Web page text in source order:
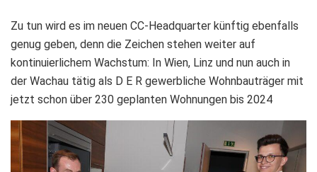
Zu tun wird es im neuen CC-Headquarter künftig ebenfalls
genug geben, denn die Zeichen stehen weiter auf
kontinuierlichem Wachstum: In Wien, Linz und nun auch in
der Wachau tätig als D E R gewerbliche Wohnbauträger mit
jetzt schon über 230 geplanten Wohnungen bis 2024